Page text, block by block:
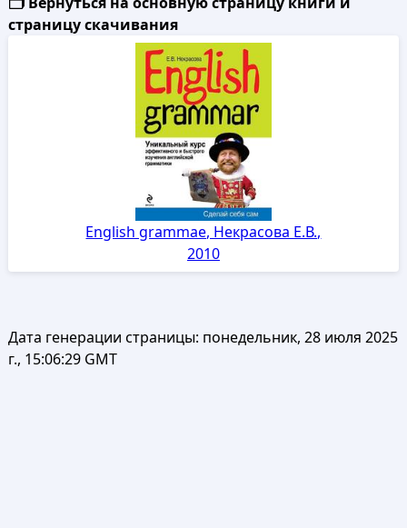
страницу скачивания
English grammae, Некрасова Е.В.,
2010
Дата генерации страницы: понедельник, 28 июля 2025
г., 15:06:29 GMT